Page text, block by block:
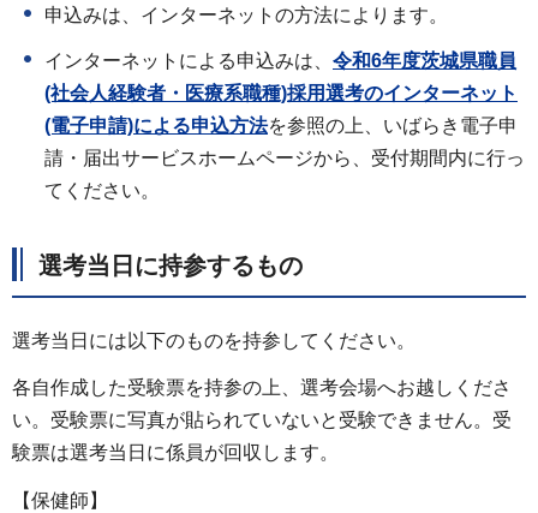
申込みは、インターネットの方法によります。
インターネットによる申込みは、 令和6年度茨城県職員
(社会人経験者・医療系職種)採用選考のインターネット
(電子申請)による申込方法を参照の上、いばらき電子申
請・届出サービスホームページから、受付期間内に行っ
てください。
選考当日に持参するもの
選考当日には以下のものを持参してください。
各自作成した受験票を持参の上、選考会場へお越しくださ
い。受験票に写真が貼られていないと受験できません。受
験票は選考当日に係員が回収します。
【保健師】